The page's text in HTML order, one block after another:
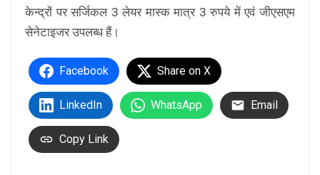
केन्द्रों पर सर्जिकल 3 लेयर मास्क मात्र 3 रुपये में एवं जीएसएम
सेनेटाइजर उपलब्ध हैं।
Facebook Share on X
LinkedIn WhatsApp Email
Copy Link